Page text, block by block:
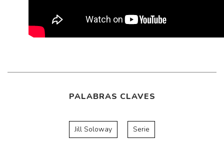
PALABRAS CLAVES
Jill Soloway Serie